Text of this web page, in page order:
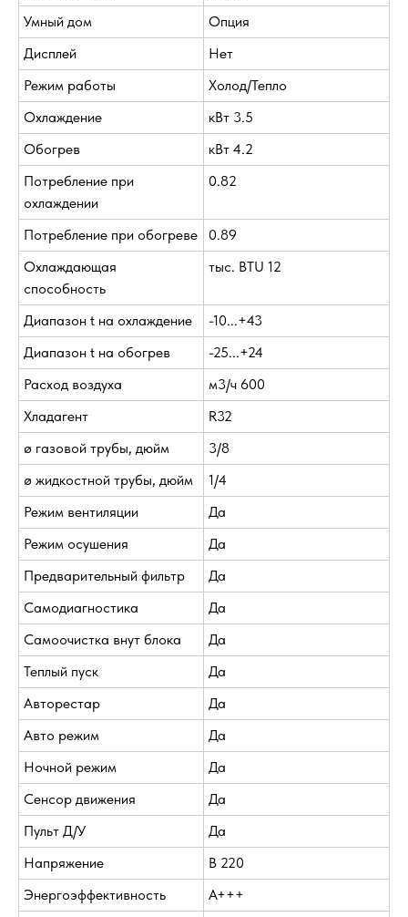
Умный дом
Опция
Дисплей
Нет
Режим работы
Холод/Тепло
Охлаждение
кВт 3.5
Обогрев
кВт 4.2
Потребление при
охлаждении
0.82
Потребление при обогреве
0.89
Охлаждающая
способность
тыс. BTU 12
Диапазон t на охлаждение
-10...+43
Диапазон t на обогрев
-25...+24
Расход воздуха
м3/ч 600
Хладагент
R32
ø газовой трубы, дюйм
3/8
ø жидкостной трубы, дюйм
1/4
Режим вентиляции
Да
Режим осушения
Да
Предварительный фильтр
Да
Самодиагностика
Да
Самоочистка внут блока
Да
Теплый пуск
Да
Авторестар
Да
Авто режим
Да
Ночной режим
Да
Сенсор движения
Да
Пульт Д/У
Да
Напряжение
В 220
Энергоэффективность
A+++